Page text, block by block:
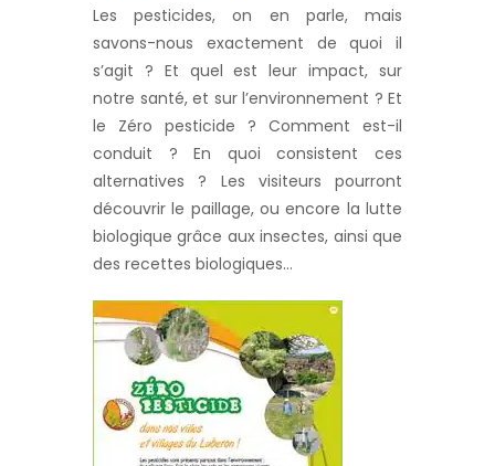
Les pesticides, on en parle, mais
savons-nous exactement de quoi il
s’agit ? Et quel est leur impact, sur
notre santé, et sur l’environnement ? Et
le Zéro pesticide ? Comment est-il
conduit ? En quoi consistent ces
alternatives ? Les visiteurs pourront
découvrir le paillage, ou encore la lutte
biologique grâce aux insectes, ainsi que
des recettes biologiques…